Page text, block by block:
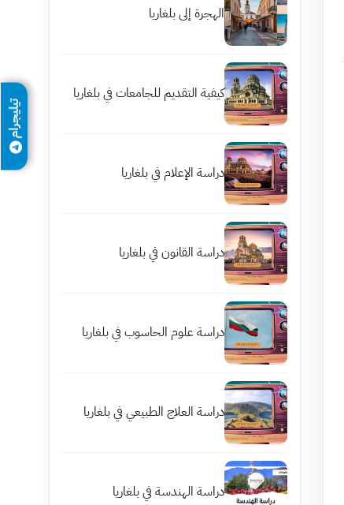
الهجرة إلى بلغاريا
كيفية التقديم للجامعات في بلغاريا
دراسة الإعلام في بلغاريا
دراسة القانون في بلغاريا
دراسة علوم الحاسوب في بلغاريا
دراسة العلاج الطبيعي في بلغاريا
دراسة الهندسة في بلغاريا
تيليجرام